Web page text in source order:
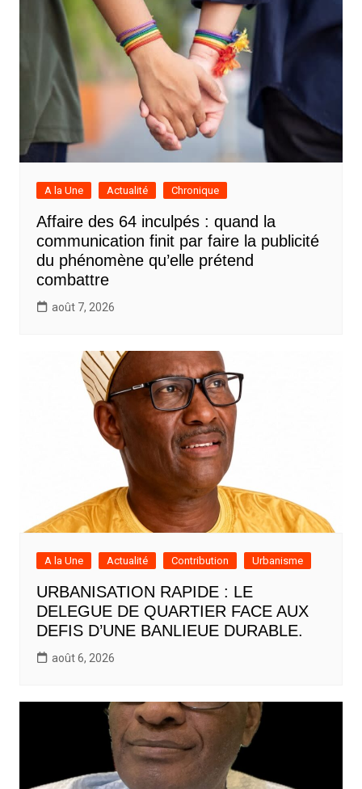
A la Une Actualité Chronique
Affaire des 64 inculpés : quand la
communication finit par faire la publicité
du phénomène qu’elle prétend
combattre
août 7, 2026
A la Une Actualité Contribution Urbanisme
URBANISATION RAPIDE : LE
DELEGUE DE QUARTIER FACE AUX
DEFIS D’UNE BANLIEUE DURABLE.
août 6, 2026